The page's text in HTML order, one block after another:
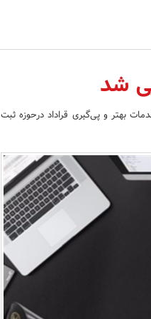
شد
بهتر و پی‌گیری قراداد درحوزه ثبت